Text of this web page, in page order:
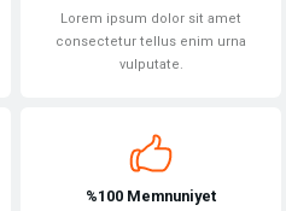
Lorem ipsum dolor sit amet
consectetur tellus enim urna
vulputate.
%100 Memnuniyet